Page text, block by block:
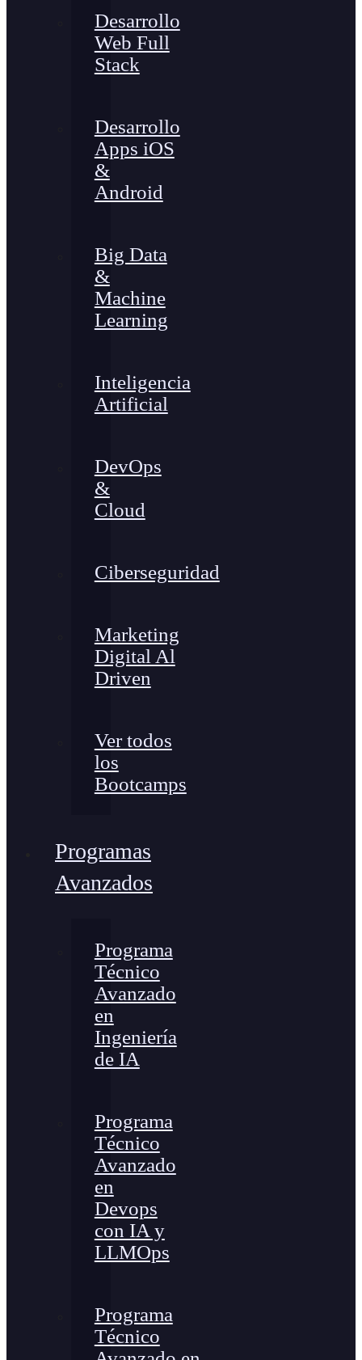
Desarrollo
Web Full
Stack
Desarrollo
Apps iOS
&
Android
Big Data
&
Machine
Learning
Inteligencia
Artificial
DevOps
&
Cloud
Ciberseguridad
Marketing
Digital Al
Driven
Ver todos
los
Bootcamps
Programas
Avanzados
Programa
Técnico
Avanzado
en
Ingeniería
de IA
Programa
Técnico
Avanzado
en
Devops
con IA y
LLMOps
Programa
Técnico